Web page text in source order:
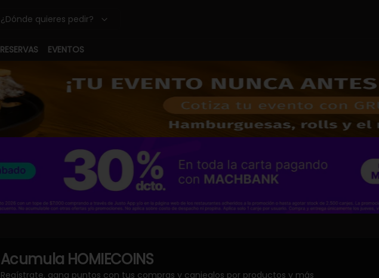
¿Dónde quieres pedir?
RESERVAS EVENTOS
Acumula HOMIECOINS
Regístrate, gana puntos con tus compras y canjealos por productos y más